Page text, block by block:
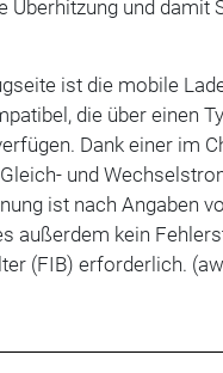
Überhitzung und damit
ist die mobile
die über einen
Dank einer im
und
ist nach Angaben
außerdem kein
(FIB) erforderlich.